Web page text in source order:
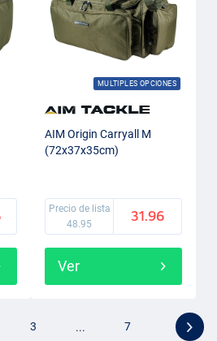
MULTIPLES OPCIONES
AIM Origin Carryall M
(72x37x35cm)
Precio de lista
48.95
31.96
Ver
3 ... 7